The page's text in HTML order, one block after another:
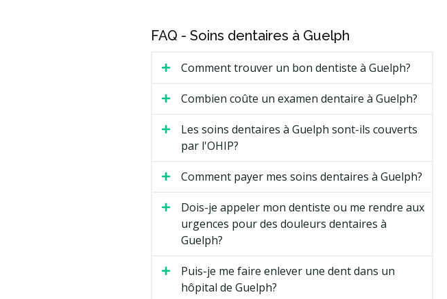
FAQ - Soins dentaires à Guelph
Comment trouver un bon dentiste à Guelph?
Combien coûte un examen dentaire à Guelph?
Les soins dentaires à Guelph sont-ils couverts
par l'OHIP?
Comment payer mes soins dentaires à Guelph?
Dois-je appeler mon dentiste ou me rendre aux
urgences pour des douleurs dentaires à
Guelph?
Puis-je me faire enlever une dent dans un
hôpital de Guelph?